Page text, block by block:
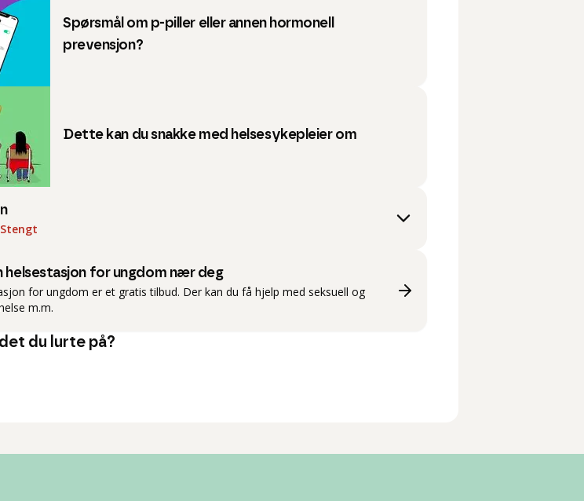
Spørsmål om p-piller eller annen hormonell
prevensjon?
Dette kan du snakke med helsesykepleier om
Stengt
helsestasjon for ungdom nær deg
for ungdom er et gratis tilbud. Der kan du få hjelp med seksuell og
m.m.
du lurte på?